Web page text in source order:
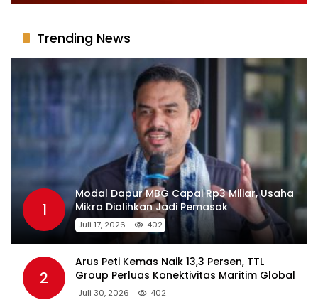
Trending News
1
Modal Dapur MBG Capai Rp3 Miliar, Usaha
Mikro Dialihkan Jadi Pemasok
Juli 17, 2026 402
2
Arus Peti Kemas Naik 13,3 Persen, TTL
Group Perluas Konektivitas Maritim Global
Juli 30, 2026 402